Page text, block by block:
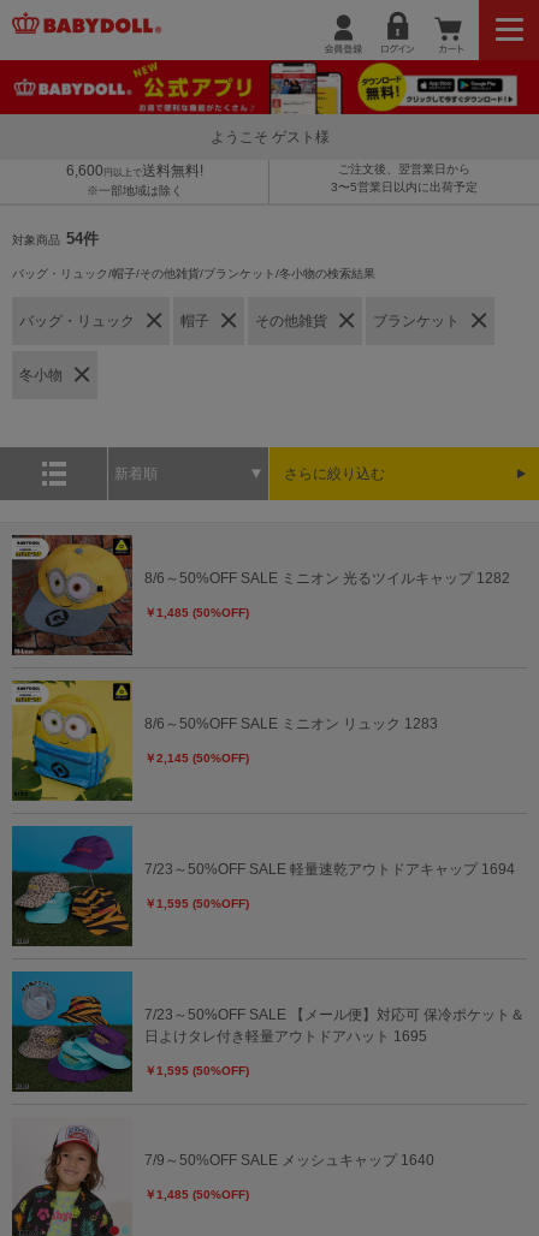
ようこそ ゲスト様
6,600 円以上で送料無料!
※一部地域は除く
ご注文後、翌営業日から
3〜5営業日以内に出荷予定
対象商品 54件
バッグ・リュック/帽子/その他雑貨/ブランケット/冬小物の検索結果
バッグ・リュック 帽子 その他雑貨 ブランケット
冬小物
新着順 さらに絞り込む
8/6～50%OFF SALE ミニオン 光るツイルキャップ 1282
￥1,485 (50%OFF)
8/6～50%OFF SALE ミニオン リュック 1283
￥2,145 (50%OFF)
7/23～50%OFF SALE 軽量速乾アウトドアキャップ 1694
￥1,595 (50%OFF)
7/23～50%OFF SALE 【メール便】対応可 保冷ポケット＆
日よけタレ付き軽量アウトドアハット 1695
￥1,595 (50%OFF)
7/9～50%OFF SALE メッシュキャップ 1640
￥1,485 (50%OFF)